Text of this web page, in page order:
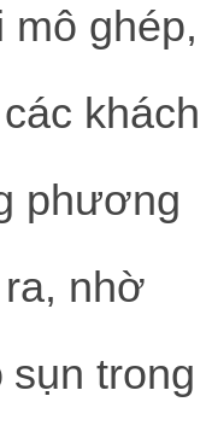
mô ghép,
khách
phương
nhờ
trong